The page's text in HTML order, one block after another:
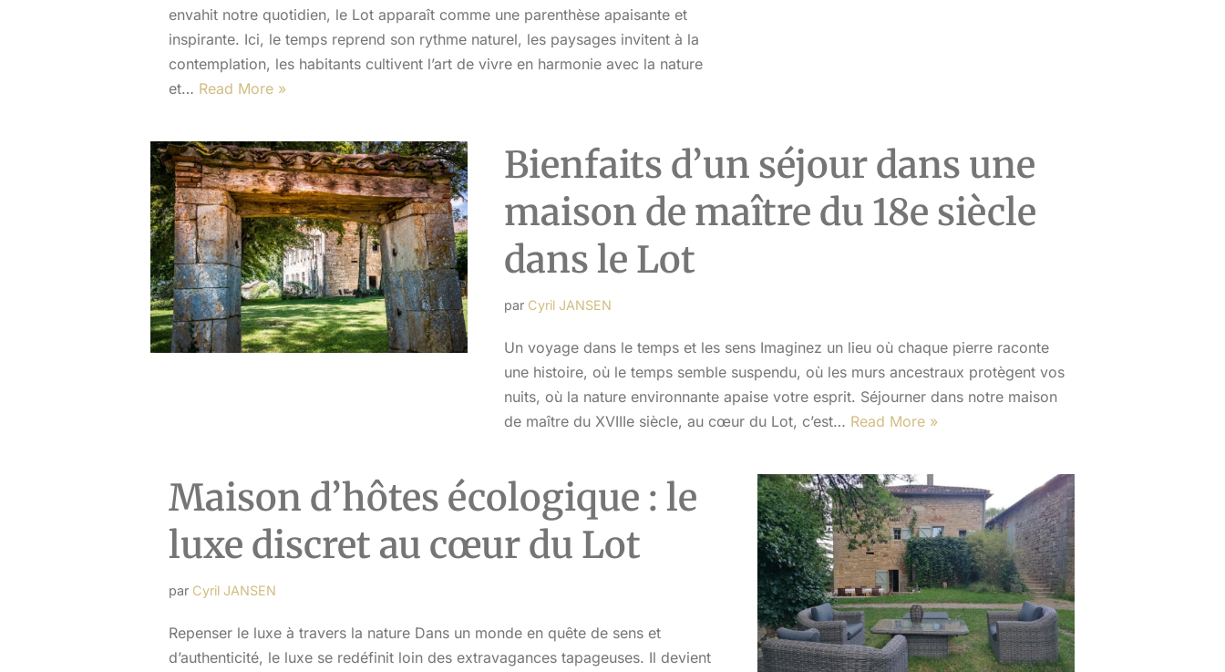
envahit notre quotidien, le Lot apparaît comme une parenthèse apaisante et
inspirante. Ici, le temps reprend son rythme naturel, les paysages invitent à la
contemplation, les habitants cultivent l’art de vivre en harmonie avec la nature
et… Read More »
Bienfaits d’un séjour dans une
maison de maître du 18e siècle
dans le Lot
par Cyril JANSEN
Un voyage dans le temps et les sens Imaginez un lieu où chaque pierre raconte
une histoire, où le temps semble suspendu, où les murs ancestraux protègent vos
nuits, où la nature environnante apaise votre esprit. Séjourner dans notre maison
de maître du XVIIIe siècle, au cœur du Lot, c’est… Read More »
Maison d’hôtes écologique : le
luxe discret au cœur du Lot
par Cyril JANSEN
Repenser le luxe à travers la nature Dans un monde en quête de sens et
d’authenticité, le luxe se redéfinit loin des extravagances tapageuses. Il devient